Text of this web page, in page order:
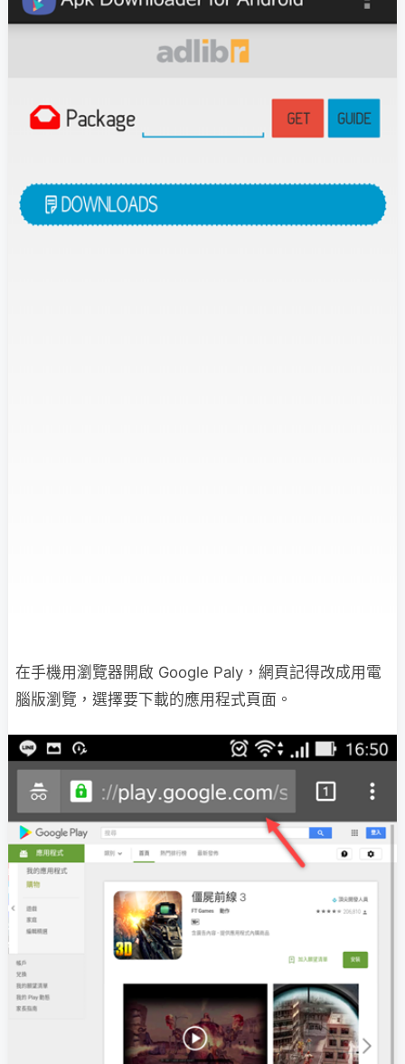
在手機用瀏覽器開啟 Google Paly，網頁記得改成用電
腦版瀏覽，選擇要下載的應用程式頁面。